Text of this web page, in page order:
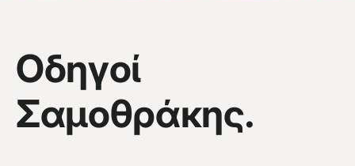
Vew more
Οδηγοί
Σαμοθράκης.